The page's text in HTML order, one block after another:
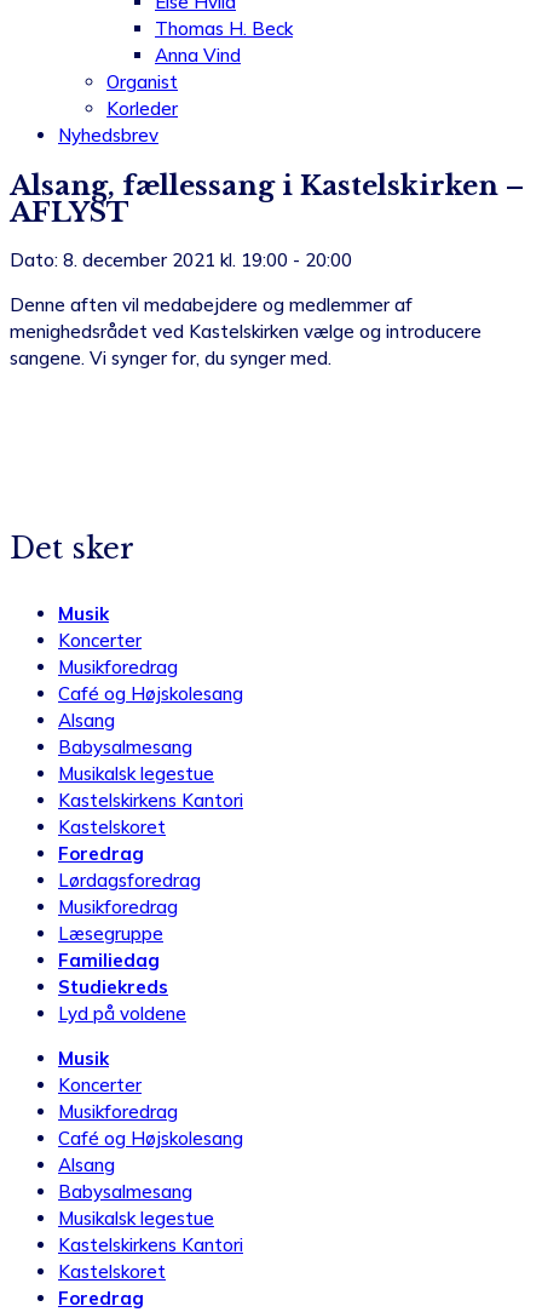
Thomas H. Beck
Anna Vind
Organist
Korleder
Nyhedsbrev
Alsang, fællessang i Kastelskirken –
AFLYST
Dato: 8. december 2021 kl. 19:00 - 20:00
Denne aften vil medabejdere og medlemmer af
menighedsrådet ved Kastelskirken vælge og introducere
sangene. Vi synger for, du synger med.
Det sker
Musik
Koncerter
Musikforedrag
Café og Højskolesang
Alsang
Babysalmesang
Musikalsk legestue
Kastelskirkens Kantori
Kastelskoret
Foredrag
Lørdagsforedrag
Musikforedrag
Læsegruppe
Familiedag
Studiekreds
Lyd på voldene
Musik
Koncerter
Musikforedrag
Café og Højskolesang
Alsang
Babysalmesang
Musikalsk legestue
Kastelskirkens Kantori
Kastelskoret
Foredrag